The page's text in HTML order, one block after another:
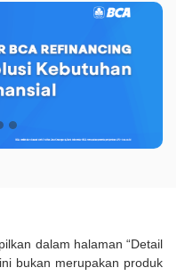
dalam halaman “Detail
bukan merupakan produk